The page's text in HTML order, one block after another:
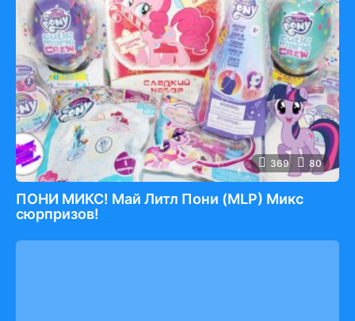
369 80
ПОНИ МИКС! Май Литл Пони (MLP) Микс
сюрпризов!